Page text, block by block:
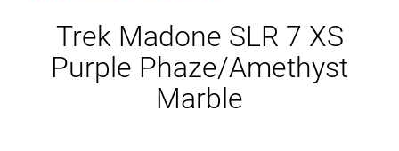
Trek Madone SLR 7 XS
Purple Phaze/Amethyst
Marble